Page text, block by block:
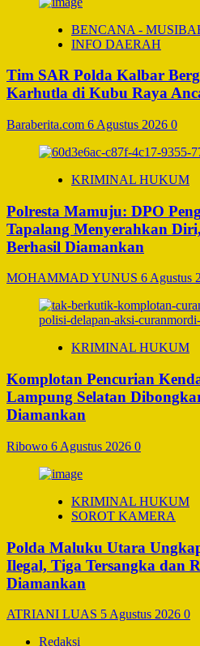
BENCANA -
INFO DAERAH
Tim SAR Polda Kalbar
Karhutla di Kubu Raya
Baraberita.com 6 Agustus 2026 0
KRIMINAL HUKUM
Polresta Mamuju: DPO
Tapalang Menyerahkan
Berhasil Diamankan
MOHAMMAD YUNUS 6 Agustus
KRIMINAL HUKUM
Komplotan Pencurian
Lampung Selatan
Diamankan
Ribowo 6 Agustus 2026 0
KRIMINAL HUKUM
SOROT KAMERA
Polda Maluku Utara
Ilegal, Tiga Tersangka dan
Diamankan
ATRIANI LUAS 5 Agustus 2026 0
Redaksi